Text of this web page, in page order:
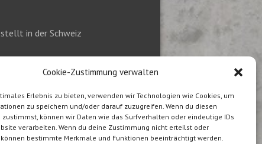
Cookie-Zustimmung verwalten
Erlebnis zu bieten, verwenden wir Technologien wie Cookies, um
zu speichern und/oder darauf zuzugreifen. Wenn du diesen
zustimmst, können wir Daten wie das Surfverhalten oder eindeutige IDs
verarbeiten. Wenn du deine Zustimmung nicht erteilst oder
bestimmte Merkmale und Funktionen beeinträchtigt werden.
in der Schweiz